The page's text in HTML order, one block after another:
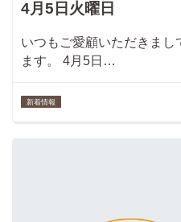
4月5日火曜日
いつもご愛顧いただきま
ます。 4月5日…
新着情報